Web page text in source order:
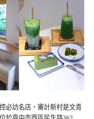
必訪名店，審計新村是文青